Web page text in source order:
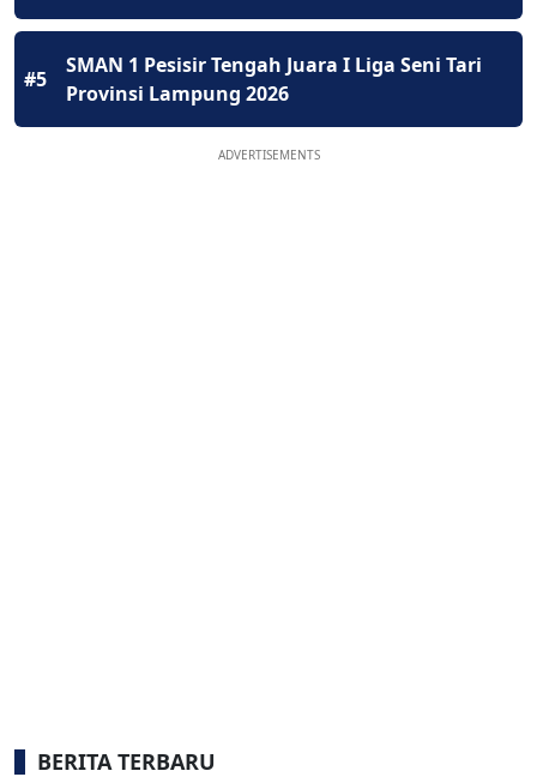
#5
SMAN 1 Pesisir Tengah Juara I Liga Seni Tari
Provinsi Lampung 2026
ADVERTISEMENTS
BERITA TERBARU